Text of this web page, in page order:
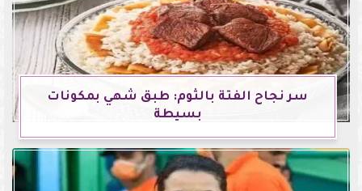
سر نجاح الفتة بالثوم: طبق شهي بمكونات
بسيطة